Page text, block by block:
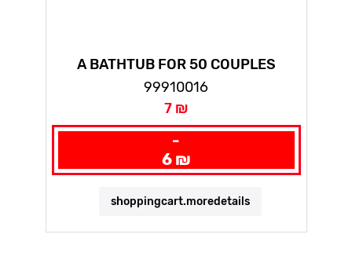
A BATHTUB FOR 50 COUPLES
99910016
7 ₪
-
6 ₪
shoppingcart.moredetails